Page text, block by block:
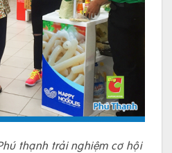
thạnh trải nghiệm cơ hội